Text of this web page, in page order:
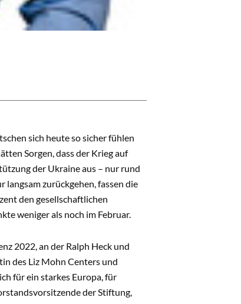
sich heute so sicher fühlen
Sorgen, dass der Krieg auf
der Ukraine aus – nur rund
zurückgehen, fassen die
den gesellschaftlichen
weniger als noch im Februar.
2022, an der Ralph Heck und
des Liz Mohn Centers und
für ein starkes Europa, für
der Stiftung,